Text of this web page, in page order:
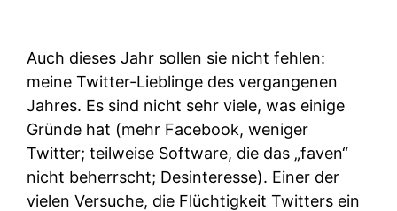
Auch dieses Jahr sollen sie nicht fehlen:
meine Twitter-Lieblinge des vergangenen
Jahres. Es sind nicht sehr viele, was einige
Gründe hat (mehr Facebook, weniger
Twitter; teilweise Software, die das „faven“
nicht beherrscht; Desinteresse). Einer der
vielen Versuche, die Flüchtigkeit Twitters ein